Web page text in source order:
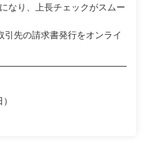
なり、上長チェックがスムー
引先の請求書発行をオンライ